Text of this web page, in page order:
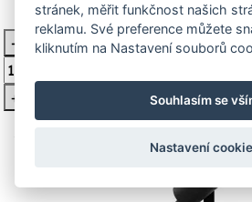
4 557 Kč
-
+
Vložit do
stránek, měřit funkčnost našich
reklamu. Své preference můžete
kliknutím na Nastavení souborů
Souhlasím se
Nastavení